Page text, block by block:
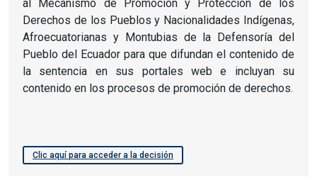
al Mecanismo de Promoción y Protección de los
Derechos de los Pueblos y Nacionalidades Indígenas,
Afroecuatorianas y Montubias de la Defensoría del
Pueblo del Ecuador para que difundan el contenido de
la sentencia en sus portales web e incluyan su
contenido en los procesos de promoción de derechos.
Clic aquí para acceder a la decisión